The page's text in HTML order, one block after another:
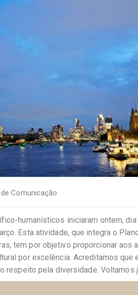
de Comunicação
humanísticos iniciaram ontem,
Esta atividade, que integra o
tem por objetivo proporcionar aos
por excelência. Acreditamos que
respeito pela diversidade. Voltamos